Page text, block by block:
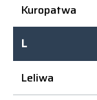
Kuropatwa
L
Leliwa